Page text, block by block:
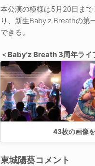
本公演の模様は5月20日ま
り、新生Baby'z Breathの第
できる。
＜Baby'z Breath 3周年ライ
43枚の画像
東城陽葵コメント